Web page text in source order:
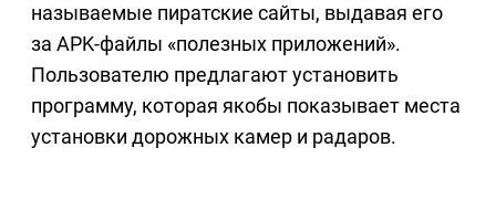
называемые пиратские сайты, выдавая его
за APK‑файлы «полезных приложений».
Пользователю предлагают установить
программу, которая якобы показывает места
установки дорожных камер и радаров.